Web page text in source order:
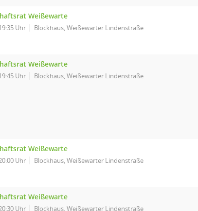
Weißewarte
Uhr Blockhaus, Weißewarter Lindenstraße
Weißewarte
Uhr Blockhaus, Weißewarter Lindenstraße
Weißewarte
Uhr Blockhaus, Weißewarter Lindenstraße
Weißewarte
Uhr Blockhaus, Weißewarter Lindenstraße